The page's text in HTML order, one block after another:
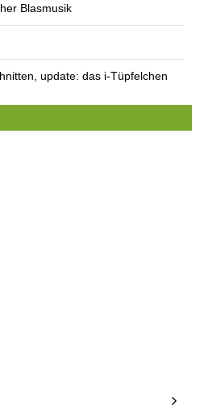
Blasmusik
update: das i-Tüpfelchen